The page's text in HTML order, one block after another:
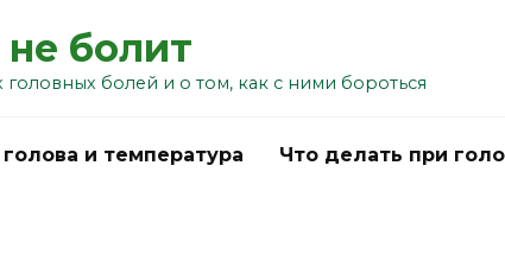
не болит
головных болей и о том, как с ними бороться
и температура Что делать при